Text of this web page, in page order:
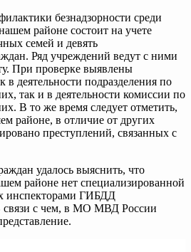
безнадзорности среди
районе состоит на учете
семей и девять
Ряд учреждений ведут с ними
При проверке выявлены
в деятельности подразделения по
так и в деятельности комиссии по
В то же время следует отметить,
районе, в отличие от других
преступлений, связанных с
удалось выяснить, что
районе нет специализированной
инспекторами ГИБДД
связи с чем, в МО МВД России